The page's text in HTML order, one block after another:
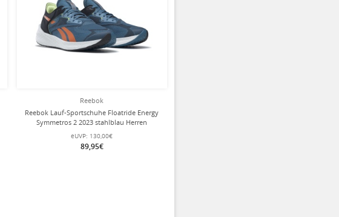
Reebok
Reebok Lauf-Sportschuhe Floatride Energy
Symmetros 2 2023 stahlblau Herren
eUVP: 130,00€
89,95€